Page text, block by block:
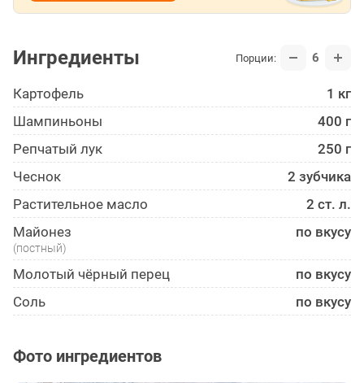
Ингредиенты Порции: 6
Картофель
1 кг
Шампиньоны
400 г
Репчатый лук
250 г
Чеснок
2 зубчика
Растительное масло
2 ст. л.
Майонез
по вкусу
(постный)
Молотый чёрный перец
по вкусу
Соль
по вкусу
Фото ингредиентов